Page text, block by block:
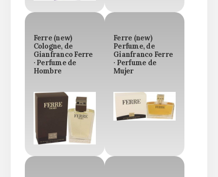
Ferre (new)
Cologne, de
Gianfranco Ferre
· Perfume de
Hombre
Ferre (new)
Perfume, de
Gianfranco Ferre
· Perfume de
Mujer